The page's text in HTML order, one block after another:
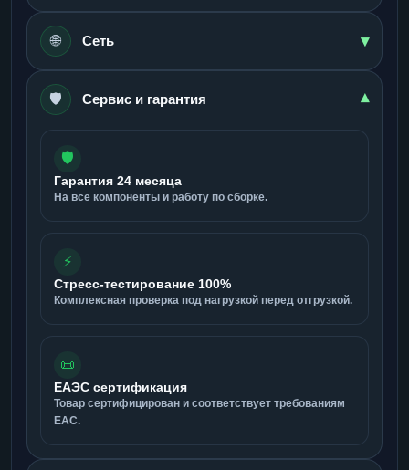
🌐 Сеть ▾
🛡️ Сервис и гарантия ▾
🛡️
Гарантия 24 месяца
На все компоненты и работу по сборке.
⚡
Стресс-тестирование 100%
Комплексная проверка под нагрузкой перед отгрузкой.
📜
ЕАЭС сертификация
Товар сертифицирован и соответствует требованиям
ЕАС.